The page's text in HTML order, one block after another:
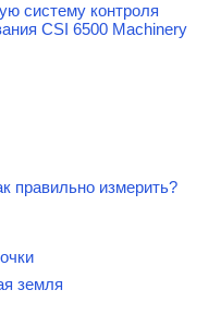
систему контроля
CSI 6500 Machinery
правильно измерить?
земля